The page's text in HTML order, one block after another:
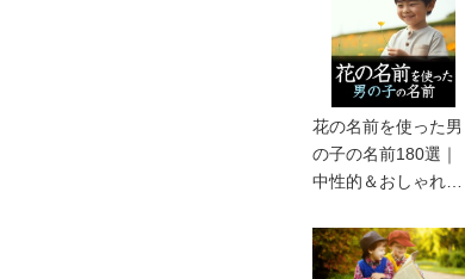
花の名前を使った男
の子の名前180選｜
中性的＆おしゃれな